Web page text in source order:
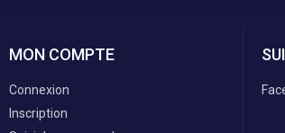
MON COMPTE
Connexion
Inscription